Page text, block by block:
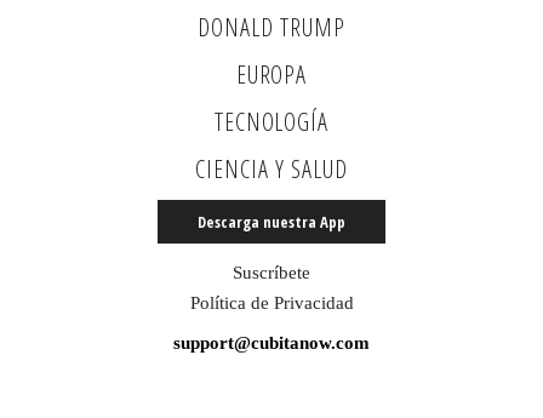
DONALD TRUMP
EUROPA
TECNOLOGÍA
CIENCIA Y SALUD
Descarga nuestra App
Suscríbete
Política de Privacidad
support@cubitanow.com